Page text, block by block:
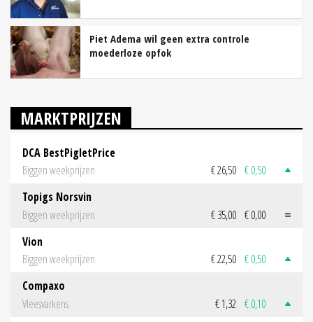
Piet Adema wil geen extra controle
moederloze opfok
MARKTPRIJZEN
DCA BestPigletPrice
Biggen weekprijzen
€ 26,50 € 0,50
Topigs Norsvin
Biggen weekprijzen
€ 35,00 € 0,00
Vion
Biggen weekprijzen
€ 22,50 € 0,50
Compaxo
Vleesvarkens
€ 1,32 € 0,10